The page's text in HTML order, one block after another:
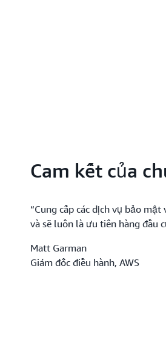
Cam kết của
“Cung cấp các dịch vụ bảo
và sẽ luôn là ưu tiên hàng đầu
Matt Garman
Giám đốc điều hành, AWS